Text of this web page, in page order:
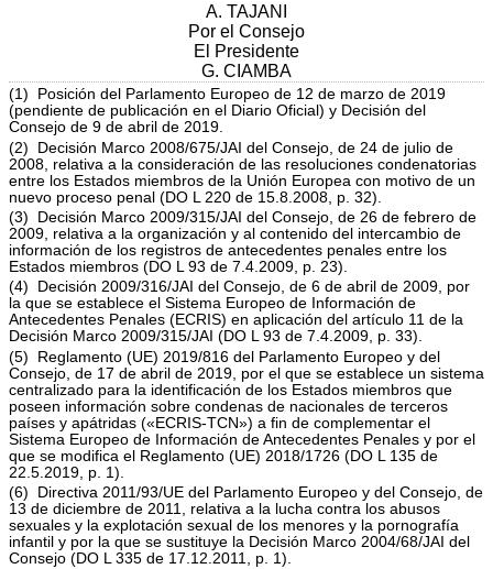
A. TAJANI
Por el Consejo
El Presidente
G. CIAMBA
(1) Posición del Parlamento Europeo de 12 de marzo de 2019
(pendiente de publicación en el Diario Oficial) y Decisión del
Consejo de 9 de abril de 2019.
(2) Decisión Marco 2008/675/JAI del Consejo, de 24 de julio de
2008, relativa a la consideración de las resoluciones condenatorias
entre los Estados miembros de la Unión Europea con motivo de un
nuevo proceso penal (DO L 220 de 15.8.2008, p. 32).
(3) Decisión Marco 2009/315/JAI del Consejo, de 26 de febrero de
2009, relativa a la organización y al contenido del intercambio de
información de los registros de antecedentes penales entre los
Estados miembros (DO L 93 de 7.4.2009, p. 23).
(4) Decisión 2009/316/JAI del Consejo, de 6 de abril de 2009, por
la que se establece el Sistema Europeo de Información de
Antecedentes Penales (ECRIS) en aplicación del artículo 11 de la
Decisión Marco 2009/315/JAI (DO L 93 de 7.4.2009, p. 33).
(5) Reglamento (UE) 2019/816 del Parlamento Europeo y del
Consejo, de 17 de abril de 2019, por el que se establece un sistema
centralizado para la identificación de los Estados miembros que
poseen información sobre condenas de nacionales de terceros
países y apátridas («ECRIS-TCN») a fin de complementar el
Sistema Europeo de Información de Antecedentes Penales y por el
que se modifica el Reglamento (UE) 2018/1726 (DO L 135 de
22.5.2019, p. 1).
(6) Directiva 2011/93/UE del Parlamento Europeo y del Consejo, de
13 de diciembre de 2011, relativa a la lucha contra los abusos
sexuales y la explotación sexual de los menores y la pornografía
infantil y por la que se sustituye la Decisión Marco 2004/68/JAI del
Consejo (DO L 335 de 17.12.2011, p. 1).